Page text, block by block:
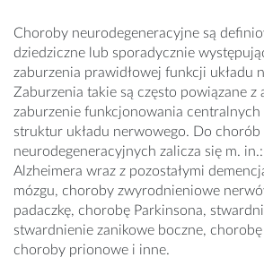
Choroby neurodegeneracyjne są
dziedziczne lub sporadycznie
zaburzenia prawidłowej funkcji układu
Zaburzenia takie są często powiązane z
zaburzenie funkcjonowania
struktur układu nerwowego. Do chorób
neurodegeneracyjnych zalicza się m.
Alzheimera wraz z pozostałymi
mózgu, choroby zwyrodnieniowe
padaczkę, chorobę Parkinsona,
stwardnienie zanikowe boczne,
choroby prionowe i inne.